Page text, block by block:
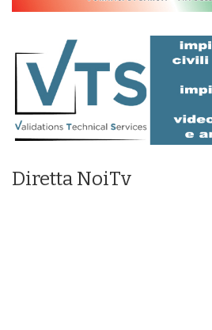
Diretta NoiTv